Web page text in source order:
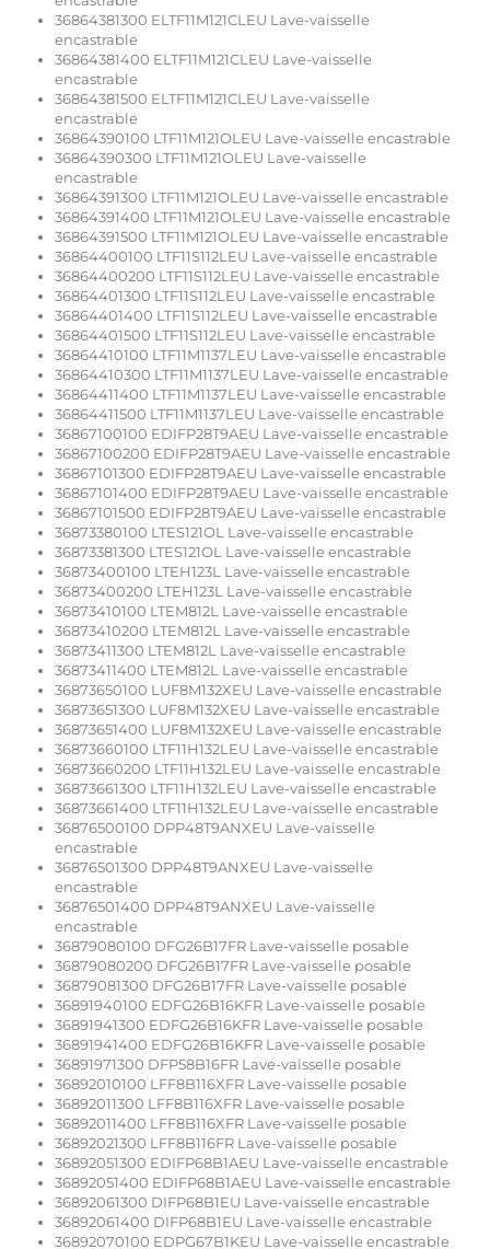
36864381300 ELTF11M121CLEU Lave-vaisselle
encastrable
36864381400 ELTF11M121CLEU Lave-vaisselle
encastrable
36864381500 ELTF11M121CLEU Lave-vaisselle
encastrable
36864390100 LTF11M121OLEU Lave-vaisselle encastrable
36864390300 LTF11M121OLEU Lave-vaisselle
encastrable
36864391300 LTF11M121OLEU Lave-vaisselle encastrable
36864391400 LTF11M121OLEU Lave-vaisselle encastrable
36864391500 LTF11M121OLEU Lave-vaisselle encastrable
36864400100 LTF11S112LEU Lave-vaisselle encastrable
36864400200 LTF11S112LEU Lave-vaisselle encastrable
36864401300 LTF11S112LEU Lave-vaisselle encastrable
36864401400 LTF11S112LEU Lave-vaisselle encastrable
36864401500 LTF11S112LEU Lave-vaisselle encastrable
36864410100 LTF11M1137LEU Lave-vaisselle encastrable
36864410300 LTF11M1137LEU Lave-vaisselle encastrable
36864411400 LTF11M1137LEU Lave-vaisselle encastrable
36864411500 LTF11M1137LEU Lave-vaisselle encastrable
36867100100 EDIFP28T9AEU Lave-vaisselle encastrable
36867100200 EDIFP28T9AEU Lave-vaisselle encastrable
36867101300 EDIFP28T9AEU Lave-vaisselle encastrable
36867101400 EDIFP28T9AEU Lave-vaisselle encastrable
36867101500 EDIFP28T9AEU Lave-vaisselle encastrable
36873380100 LTES121OL Lave-vaisselle encastrable
36873381300 LTES121OL Lave-vaisselle encastrable
36873400100 LTEH123L Lave-vaisselle encastrable
36873400200 LTEH123L Lave-vaisselle encastrable
36873410100 LTEM812L Lave-vaisselle encastrable
36873410200 LTEM812L Lave-vaisselle encastrable
36873411300 LTEM812L Lave-vaisselle encastrable
36873411400 LTEM812L Lave-vaisselle encastrable
36873650100 LUF8M132XEU Lave-vaisselle encastrable
36873651300 LUF8M132XEU Lave-vaisselle encastrable
36873651400 LUF8M132XEU Lave-vaisselle encastrable
36873660100 LTF11H132LEU Lave-vaisselle encastrable
36873660200 LTF11H132LEU Lave-vaisselle encastrable
36873661300 LTF11H132LEU Lave-vaisselle encastrable
36873661400 LTF11H132LEU Lave-vaisselle encastrable
36876500100 DPP48T9ANXEU Lave-vaisselle
encastrable
36876501300 DPP48T9ANXEU Lave-vaisselle
encastrable
36876501400 DPP48T9ANXEU Lave-vaisselle
encastrable
36879080100 DFG26B17FR Lave-vaisselle posable
36879080200 DFG26B17FR Lave-vaisselle posable
36879081300 DFG26B17FR Lave-vaisselle posable
36891940100 EDFG26B16KFR Lave-vaisselle posable
36891941300 EDFG26B16KFR Lave-vaisselle posable
36891941400 EDFG26B16KFR Lave-vaisselle posable
36891971300 DFP58B16FR Lave-vaisselle posable
36892010100 LFF8B116XFR Lave-vaisselle posable
36892011300 LFF8B116XFR Lave-vaisselle posable
36892011400 LFF8B116XFR Lave-vaisselle posable
36892021300 LFF8B116FR Lave-vaisselle posable
36892051300 EDIFP68B1AEU Lave-vaisselle encastrable
36892051400 EDIFP68B1AEU Lave-vaisselle encastrable
36892061300 DIFP68B1EU Lave-vaisselle encastrable
36892061400 DIFP68B1EU Lave-vaisselle encastrable
36892070100 EDPG67B1KEU Lave-vaisselle encastrable